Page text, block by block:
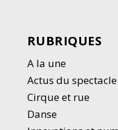
RUBRIQUES
A la une
Actus du spectacle
Cirque et rue
Danse